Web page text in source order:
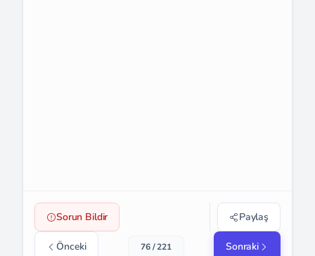
Sorun Bildir Paylaş
Önceki 76 / 221 Sonraki